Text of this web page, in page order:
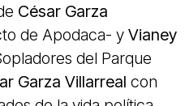
César Garza
de Apodaca- y Vianey
del Parque
Garza Villarreal con